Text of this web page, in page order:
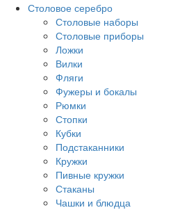
Столовое серебро
Столовые наборы
Столовые приборы
Ложки
Вилки
Фляги
Фужеры и бокалы
Рюмки
Стопки
Кубки
Подстаканники
Кружки
Пивные кружки
Стаканы
Чашки и блюдца